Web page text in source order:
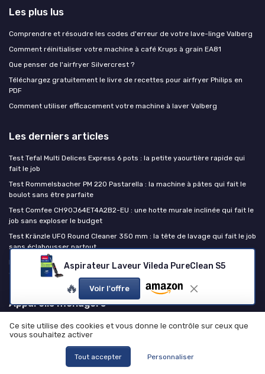
Aspirateur Laveur Vileda PureClean S5
🔥 Voir l'offre
Les plus lus
Comprendre et résoudre les codes d'erreur de votre lave-linge Valberg
Comment réinitialiser votre machine à café Krups à grain EA81
Que penser de l'airfryer Silvercrest ?
Téléchargez gratuitement le livre de recettes pour airfryer Philips en
PDF
Comment utiliser efficacement votre machine à laver Valberg
Les derniers articles
Test Tefal Multi Delices Express 6 pots : la petite yaourtière rapide qui
fait le job
Test Rommelsbacher PM 220 Pastarella : la machine à pâtes qui fait le
boulot sans être parfaite
Test Comfee CH90J64ET4A2B2-EU : une hotte murale inclinée qui fait le
job sans exploser le budget
Test Kränzle UFO Round Cleaner 350 mm : la tête de lavage qui fait le job
sans éclabousser partout
Programme rapide du lave-linge : ce qu'il lave vraiment et quand le
cycle long fait la différence
Appareils ménagers
Média
Marketplace
Ce site utilise des cookies et vous donne le contrôle sur ceux que
vous souhaitez activer
Tout accepter Personnaliser